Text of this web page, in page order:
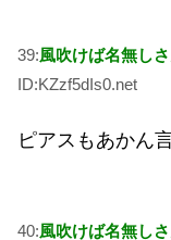
39:風吹けば名無し
ID:KZzf5dIs0.net
ピアスもあかん
40:風吹けば名無し